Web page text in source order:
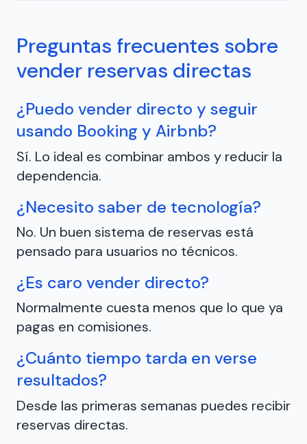
Preguntas frecuentes sobre
vender reservas directas
¿Puedo vender directo y seguir
usando Booking y Airbnb?
Sí. Lo ideal es combinar ambos y reducir la
dependencia.
¿Necesito saber de tecnología?
No. Un buen sistema de reservas está
pensado para usuarios no técnicos.
¿Es caro vender directo?
Normalmente cuesta menos que lo que ya
pagas en comisiones.
¿Cuánto tiempo tarda en verse
resultados?
Desde las primeras semanas puedes recibir
reservas directas.